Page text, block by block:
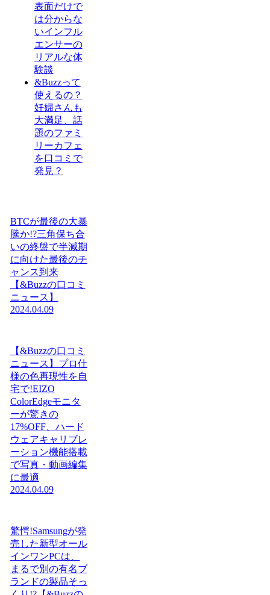
表面だけで
は分からな
いインフル
エンサーの
リアルな体
験談
&Buzzって
使えるの？
妊婦さんも
大満足、話
題のファミ
リーカフェ
を口コミで
発見？
BTCが最後の大暴
騰か!?三角保ち合
いの終盤で半減期
に向けた最後のチ
ャンス到来
【&Buzzの口コミ
ニュース】
2024.04.09
【&Buzzの口コミ
ニュース】プロ仕
様の色再現性を自
宅で!EIZO
ColorEdgeモニタ
ーが驚きの
17%OFF、ハード
ウェアキャリブレ
ーション機能搭載
で写真・動画編集
に最適
2024.04.09
驚愕!Samsungが発
売した新型オール
インワンPCは、
まるで別の有名ブ
ランドの製品そっ